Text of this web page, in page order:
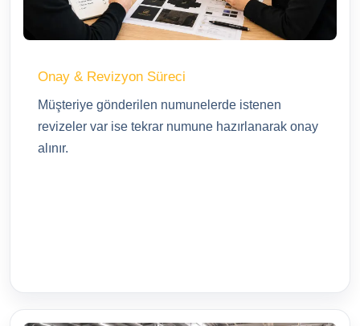
Onay & Revizyon Süreci
Müşteriye gönderilen numunelerde istenen
revizeler var ise tekrar numune hazırlanarak onay
alınır.